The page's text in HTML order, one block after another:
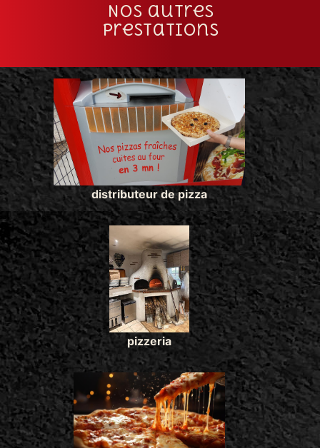
Nos autres
prestations
distributeur de pizza
pizzeria